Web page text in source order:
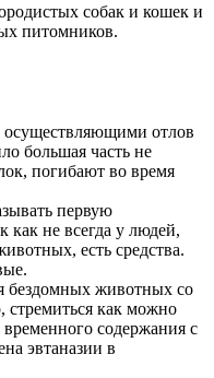
собак и кошек и
питомников.
осуществляющими отлов
большая часть не
погибают во время
первую
не всегда у людей,
есть средства.
бездомных животных со
стремиться как можно
содержания с
эвтаназии в